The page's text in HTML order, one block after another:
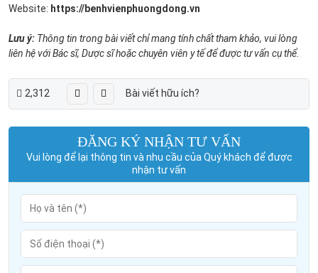
Website: https://benhvienphuongdong.vn
Lưu ý: Thông tin trong bài viết chỉ mang tính chất tham khảo, vui lòng
liên hệ với Bác sĩ, Dược sĩ hoặc chuyên viên y tế để được tư vấn cụ thể.
2,312 Bài viết hữu ích?
ĐĂNG KÝ NHẬN TƯ VẤN
Vui lòng để lại thông tin và nhu cầu của Quý khách để được
nhận tư vấn